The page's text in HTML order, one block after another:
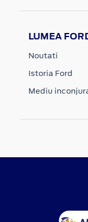
LUMEA
Noutati
Istoria Ford
Mediu